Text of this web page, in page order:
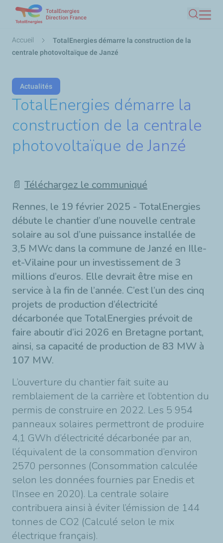
contenu
principal
TotalEnergies
Direction France
Fil
d'Ariane
Accueil
TotalEnergies démarre la construction de la
centrale photovoltaïque de Janzé
Actualités
TotalEnergies démarre la
construction de la centrale
photovoltaïque de Janzé
📄 Téléchargez le communiqué
Rennes, le 19 février 2025 - TotalEnergies
débute le chantier d’une nouvelle centrale
solaire au sol d’une puissance installée de
3,5 MWc dans la commune de Janzé en Ille-
et-Vilaine pour un investissement de 3
millions d’euros. Elle devrait être mise en
service à la fin de l’année. C’est l’un des cinq
projets de production d’électricité
décarbonée que TotalEnergies prévoit de
faire aboutir d’ici 2026 en Bretagne portant,
ainsi, sa capacité de production de 83 MW à
107 MW.
L’ouverture du chantier fait suite au
remblaiement de la carrière et l’obtention du
permis de construire en 2022. Les 5 954
panneaux solaires permettront de produire
4,1 GWh d’électricité décarbonée par an,
l’équivalent de la consommation d’environ
2570 personnes (Consommation calculée
selon les données fournies par Enedis et
l’Insee en 2020). La centrale solaire
contribuera ainsi à éviter l’émission de 144
tonnes de CO2 (Calculé selon le mix
électrique français).